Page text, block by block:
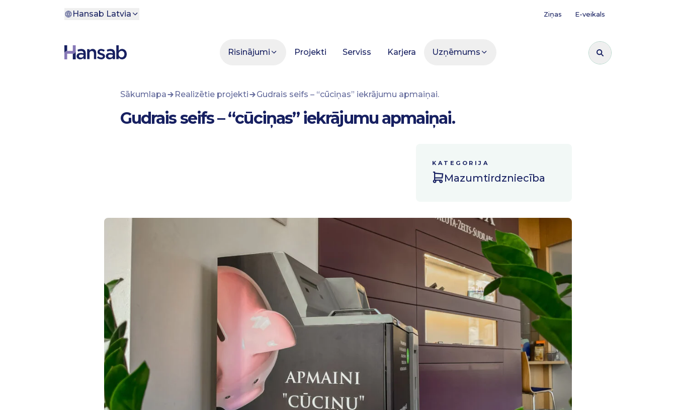
Hansab Latvia
Ziņas E-veikals
Risinājumi Projekti Serviss Karjera Uzņēmums
Meklēt:
Sākumlapa Realizētie projekti Gudrais seifs – “cūciņas” iekrājumu apmaiņai.
Gudrais seifs – “cūciņas” iekrājumu apmaiņai.
KATEGORIJA
Mazumtirdzniecība